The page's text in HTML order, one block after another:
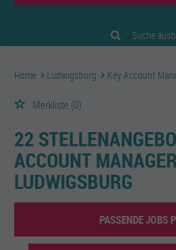
Suche
Home Ludwigsburg Key Account
Merkliste (0)
22
ACCOUNT
LUDWIGSBURG
PASSENDE JOBS